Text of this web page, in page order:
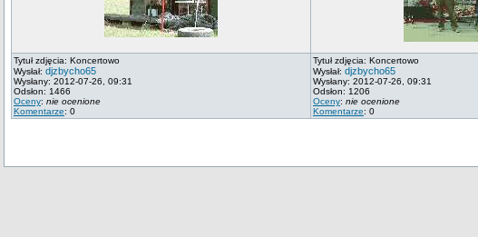
Tytuł zdjęcia: Koncertowo
Wysłał: djzbycho65
Wysłany: 2012-07-26, 09:31
Odsłon: 1466
Oceny: nie ocenione
Komentarze: 0
Tytuł zdjęcia: Koncertowo
Wysłał: djzbycho65
Wysłany: 2012-07-26, 09:31
Odsłon: 1206
Oceny: nie ocenione
Komentarze: 0